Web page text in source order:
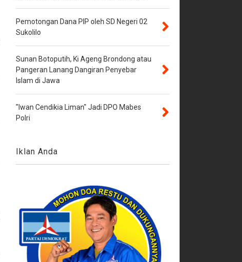
Pemotongan Dana PIP oleh SD Negeri 02
Sukolilo
Sunan Botoputih, Ki Ageng Brondong atau
Pangeran Lanang Dangiran Penyebar
Islam di Jawa
"Iwan Cendikia Liman" Jadi DPO Mabes
Polri
Iklan Anda